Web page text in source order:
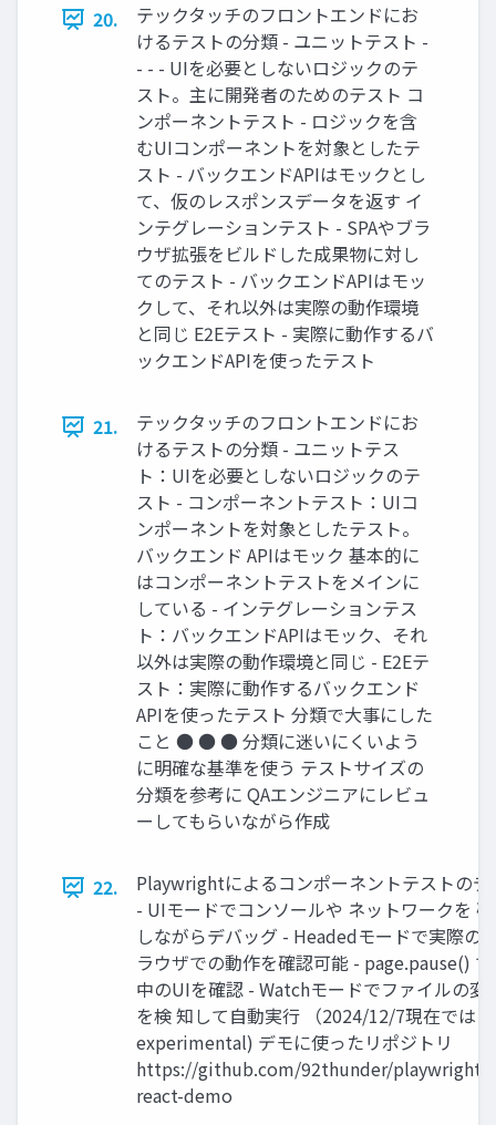
20.
テックタッチのフロントエンドにお
けるテストの分類 - ユニットテスト -
- - - UIを必要としないロジックのテ
スト。主に開発者のためのテスト コ
ンポーネントテスト - ロジックを含
むUIコンポーネントを対象としたテ
スト - バックエンドAPIはモックとし
て、仮のレスポンスデータを返す イ
ンテグレーションテスト - SPAやブラ
ウザ拡張をビルドした成果物に対し
てのテスト - バックエンドAPIはモッ
クして、それ以外は実際の動作環境
と同じ E2Eテスト - 実際に動作するバ
ックエンドAPIを使ったテスト
21.
テックタッチのフロントエンドにお
けるテストの分類 - ユニットテス
ト：UIを必要としないロジックのテ
スト - コンポーネントテスト：UIコ
ンポーネントを対象としたテスト。
バックエンド APIはモック 基本的に
はコンポーネントテストをメインに
している - インテグレーションテス
ト：バックエンドAPIはモック、それ
以外は実際の動作環境と同じ - E2Eテ
スト：実際に動作するバックエンド
APIを使ったテスト 分類で大事にした
こと ● ● ● 分類に迷いにくいよう
に明確な基準を使う テストサイズの
分類を参考に QAエンジニアにレビュ
ーしてもらいながら作成
22.
Playwrightによるコンポーネントテストのデ
- UIモードでコンソールや ネットワークを
しながらデバッグ - Headedモードで実際の
ラウザでの動作を確認可能 - page.pause()
中のUIを確認 - Watchモードでファイルの変
を検 知して自動実行 （2024/12/7現在では
experimental) デモに使ったリポジトリ
https://github.com/92thunder/playwright-
react-demo